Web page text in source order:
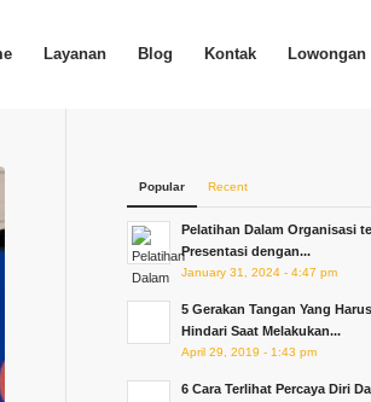
Layanan Blog Kontak Lowongan
Popular Recent
Pelatihan Dalam Organisasi
Presentasi dengan...
January 31, 2024 - 4:47 pm
5 Gerakan Tangan Yang
Hindari Saat Melakukan...
April 29, 2019 - 1:43 pm
6 Cara Terlihat Percaya Diri